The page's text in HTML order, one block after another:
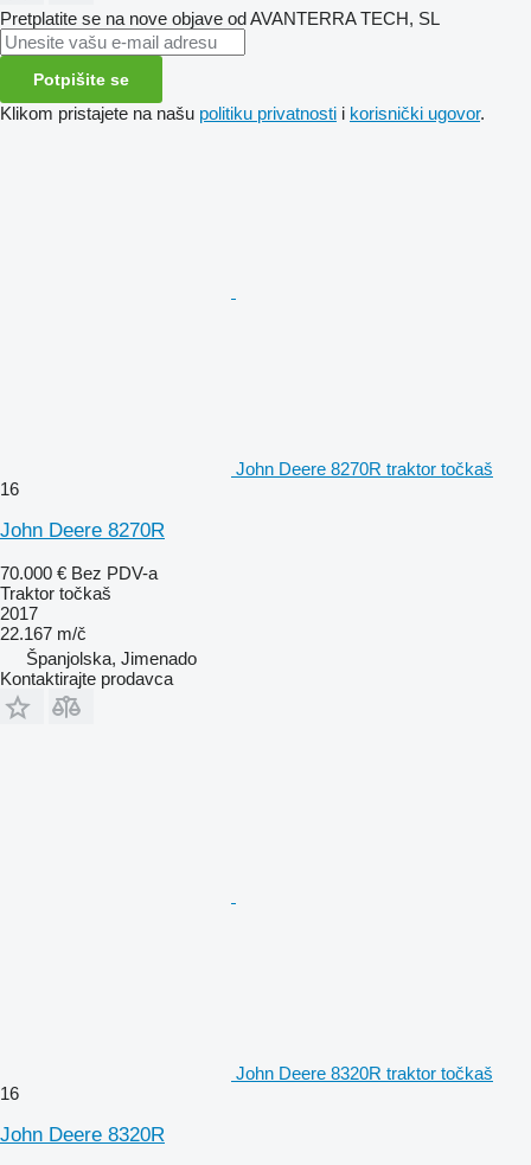
Pretplatite se na nove objave od AVANTERRA TECH, SL
Potpišite se
Klikom pristajete na našu politiku privatnosti i korisnički ugovor.
John Deere 8270R traktor točkaš
16
John Deere 8270R
70.000 € Bez PDV-a
Traktor točkaš
2017
22.167 m/č
Španjolska, Jimenado
Kontaktirajte prodavca
John Deere 8320R traktor točkaš
16
John Deere 8320R